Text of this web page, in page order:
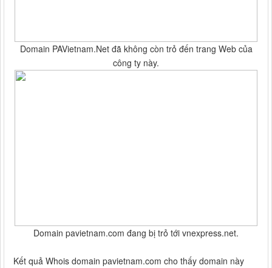
Domain PAVietnam.Net đã không còn trỏ đến trang Web của
công ty này.
Domain pavietnam.com đang bị trỏ tới vnexpress.net.
Kết quả Whois domain pavietnam.com cho thấy domain này